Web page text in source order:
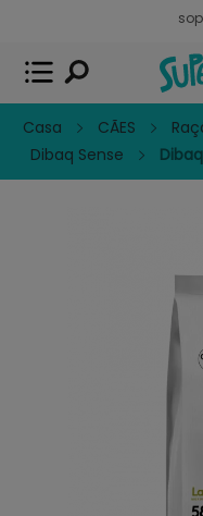
Casa CÃES
Dibaq Sense
Superpet,
APP GRATIS -